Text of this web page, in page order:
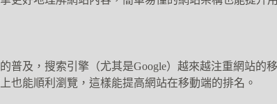
普及，搜索引擎（尤其是Google）越來越注重網站的
也能順利瀏覽，這樣能提高網站在移動端的排名。